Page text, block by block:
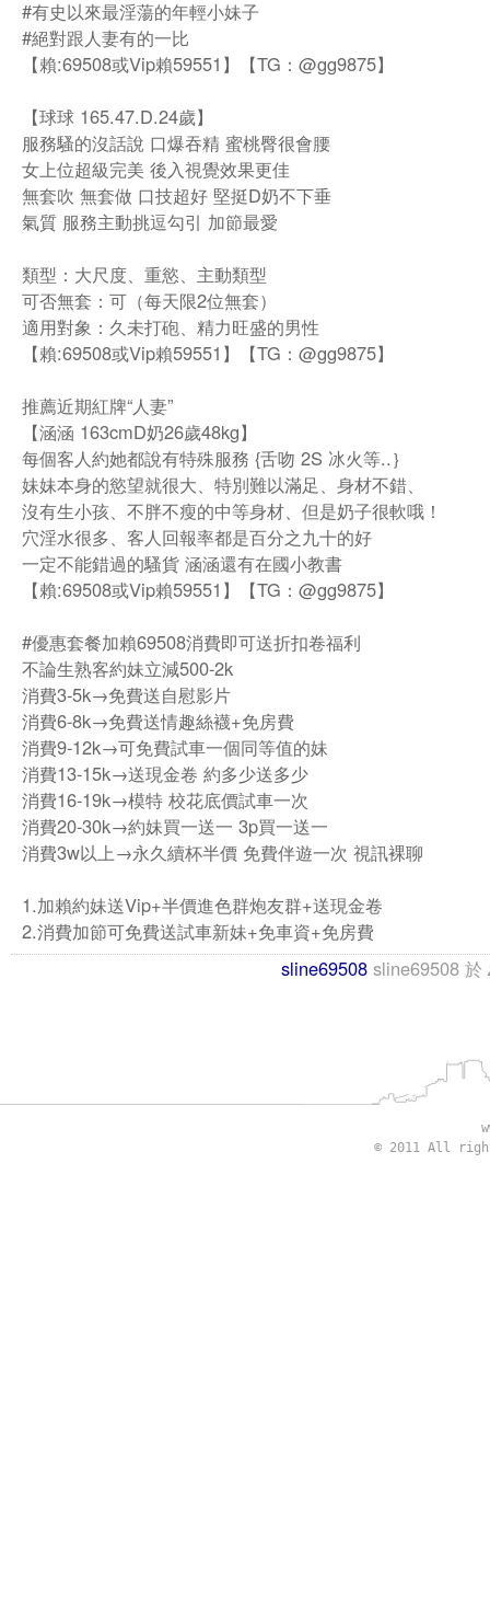
#有史以來最淫蕩的年輕小妹子
#絕對跟人妻有的一比
【賴:69508或Vip賴59551】【TG：@gg9875】
【球球 165.47.D.24歲】
服務騷的沒話說 口爆吞精 蜜桃臀很會腰
女上位超級完美 後入視覺效果更佳
無套吹 無套做 口技超好 堅挺D奶不下垂
氣質 服務主動挑逗勾引 加節最愛
類型：大尺度、重慾、主動類型
可否無套：可（每天限2位無套）
適用對象：久未打砲、精力旺盛的男性
【賴:69508或Vip賴59551】【TG：@gg9875】
推薦近期紅牌“人妻”
【涵涵 163cmD奶26歲48kg】
每個客人約她都說有特殊服務 {舌吻 2S 冰火等..｝
妹妹本身的慾望就很大、特別難以滿足、身材不錯、
沒有生小孩、不胖不瘦的中等身材、但是奶子很軟哦！
穴淫水很多、客人回報率都是百分之九十的好
一定不能錯過的騷貨 涵涵還有在國小教書
【賴:69508或Vip賴59551】【TG：@gg9875】
#優惠套餐加賴69508消費即可送折扣卷福利
不論生熟客約妹立減500-2k
消費3-5k→免費送自慰影片
消費6-8k→免費送情趣絲襪+免房費
消費9-12k→可免費試車一個同等值的妹
消費13-15k→送現金卷 約多少送多少
消費16-19k→模特 校花底價試車一次
消費20-30k→約妹買一送一 3p買一送一
消費3w以上→永久續杯半價 免費伴遊一次 視訊裸聊
1.加賴約妹送Vip+半價進色群炮友群+送現金卷
2.消費加節可免費送試車新妹+免車資+免房費
sline69508 sline69508 於
© 2011 All